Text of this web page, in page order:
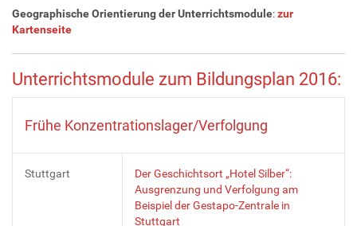
Geographische Orientierung der Unterrichtsmodule:zur
Kartenseite
Unterrichtsmodule zum Bildungsplan 2016:
Frühe Konzentrationslager/Verfolgung
Stuttgart
Der Geschichtsort „Hotel Silber“:
Ausgrenzung und Verfolgung am
Beispiel der Gestapo-Zentrale in
Stuttgart